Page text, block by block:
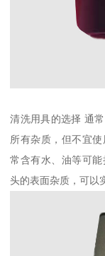
清洗用具的选择 通
所有杂质，但不宜
常含有水、油等可
头的表面杂质，可以